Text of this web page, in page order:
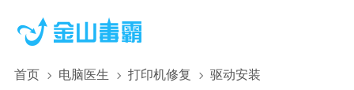
首页 电脑医生 打印机修复 驱动安装